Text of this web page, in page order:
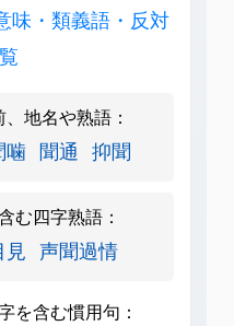
味・類義語・反対
地名や熟語：
噛 聞通 抑聞
む四字熟語：
見 声聞過情
を含む慣用句：